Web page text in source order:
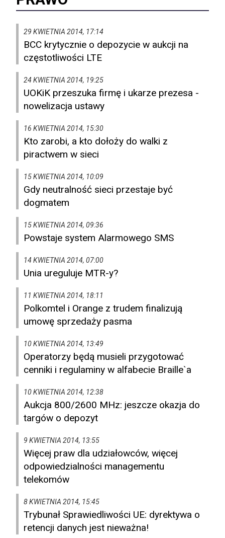
29 KWIETNIA 2014, 17:14
BCC krytycznie o depozycie w aukcji na
częstotliwości LTE
24 KWIETNIA 2014, 19:25
UOKiK przeszuka firmę i ukarze prezesa -
nowelizacja ustawy
16 KWIETNIA 2014, 15:30
Kto zarobi, a kto dołoży do walki z
piractwem w sieci
15 KWIETNIA 2014, 10:09
Gdy neutralność sieci przestaje być
dogmatem
15 KWIETNIA 2014, 09:36
Powstaje system Alarmowego SMS
14 KWIETNIA 2014, 07:00
Unia ureguluje MTR-y?
11 KWIETNIA 2014, 18:11
Polkomtel i Orange z trudem finalizują
umowę sprzedaży pasma
10 KWIETNIA 2014, 13:49
Operatorzy będą musieli przygotować
cenniki i regulaminy w alfabecie Braille`a
10 KWIETNIA 2014, 12:38
Aukcja 800/2600 MHz: jeszcze okazja do
targów o depozyt
9 KWIETNIA 2014, 13:55
Więcej praw dla udziałowców, więcej
odpowiedzialności managementu
telekomów
8 KWIETNIA 2014, 15:45
Trybunał Sprawiedliwości UE: dyrektywa o
retencji danych jest nieważna!